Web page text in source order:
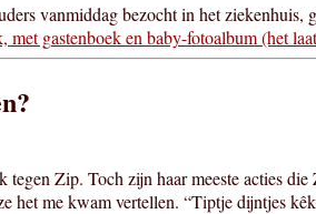
vanmiddag bezocht in het
gastenboek en baby-fotoalbum (het
Zip. Toch zijn haar meeste acties
het me kwam vertellen. “Tiptje dijntjes